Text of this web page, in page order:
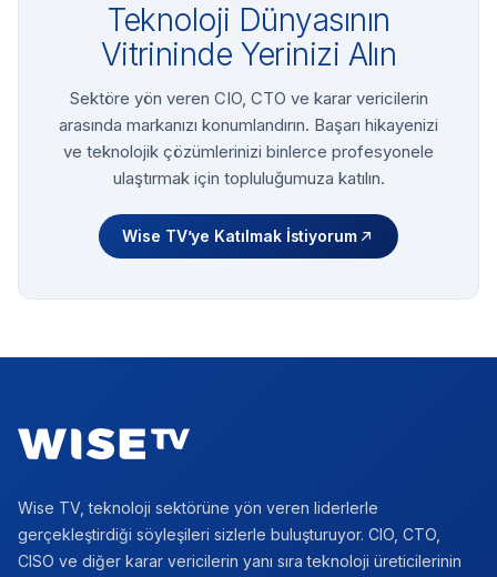
Teknoloji Dünyasının
Vitrininde Yerinizi Alın
Sektöre yön veren CIO, CTO ve karar vericilerin
arasında markanızı konumlandırın. Başarı hikayenizi
ve teknolojik çözümlerinizi binlerce profesyonele
ulaştırmak için topluluğumuza katılın.
Wise TV’ye Katılmak İstiyorum
Wise TV, teknoloji sektörüne yön veren liderlerle
gerçekleştirdiği söyleşileri sizlerle buluşturuyor. CIO, CTO,
CISO ve diğer karar vericilerin yanı sıra teknoloji üreticilerinin